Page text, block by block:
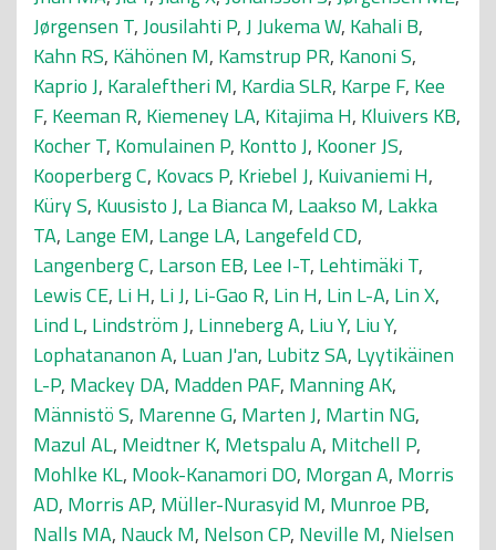
Jørgensen T,Jousilahti P,J Jukema W, Kahali B,
Kahn RS, Kähönen M, Kamstrup PR, Kanoni S,
Kaprio J, Karaleftheri M, Kardia SLR, Karpe F, Kee
F, Keeman R, Kiemeney LA, Kitajima H, Kluivers KB,
Kocher T, Komulainen P, Kontto J, Kooner JS,
Kooperberg C, Kovacs P, Kriebel J, Kuivaniemi H,
Küry S, Kuusisto J, La Bianca M, Laakso M, Lakka
TA, Lange EM, Lange LA, Langefeld CD,
Langenberg C, Larson EB, Lee I-T, Lehtimäki T,
Lewis CE, Li H, Li J, Li-Gao R, Lin H, Lin L-A, Lin X,
Lind L, Lindström J, Linneberg A, Liu Y, Liu Y,
Lophatananon A, Luan J'an, Lubitz SA, Lyytikäinen
L-P, Mackey DA, Madden PAF, Manning AK,
Männistö S, Marenne G, Marten J, Martin NG,
Mazul AL, Meidtner K, Metspalu A, Mitchell P,
Mohlke KL, Mook-Kanamori DO, Morgan A, Morris
AD, Morris AP, Müller-Nurasyid M, Munroe PB,
Nalls MA, Nauck M, Nelson CP, Neville M, Nielsen